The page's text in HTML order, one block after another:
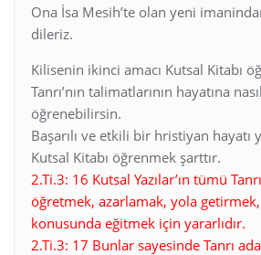
Ona İsa Mesih’te olan yeni
dileriz.
Kilisenin ikinci amacı Kutsal Kitabı
Tanrı’nın talimatlarının hayatına
öğrenebilirsin.
Başarılı ve etkili bir hristiyan hayatı
Kutsal Kitabı öğrenmek şarttır.
2.Ti.3: 16 Kutsal Yazılar’ın tümü
öğretmek, azarlamak, yola
konusunda eğitmek için yararlıdır.
2.Ti.3: 17 Bunlar sayesinde Tanrı